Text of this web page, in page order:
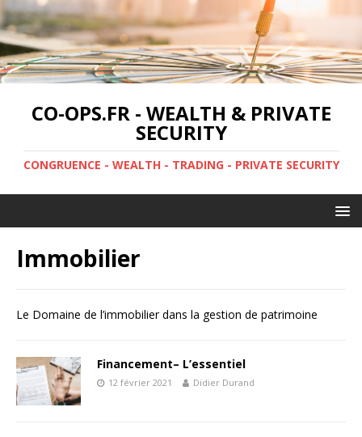
CO-OPS.FR - WEALTH & PRIVATE
SECURITY
CONGRUENCE - WEALTH - TRADING - PRIVATE SECURITY
Immobilier
Le Domaine de l’immobilier dans la gestion de patrimoine
Financement– L’essentiel
12 février 2021 Didier Durand